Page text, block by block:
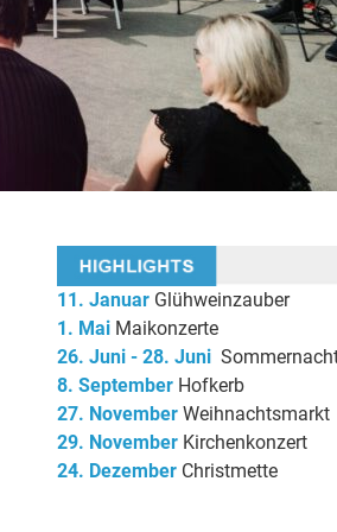
11. Januar Glühweinzauber
1. Mai Maikonzerte
26. Juni - 28. Juni
8. September Hofkerb
27. November Weihnachtsmarkt
29. NovemberKirchenkonzert
24. Dezember Christmette